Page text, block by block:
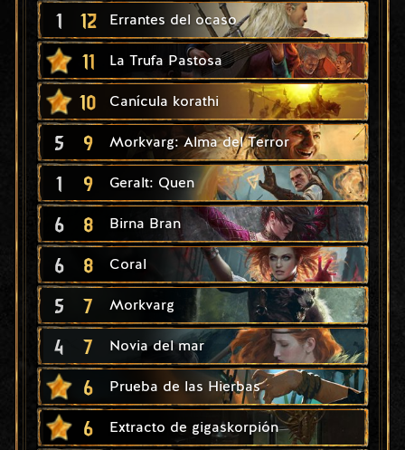
1 12 Errantes del ocaso
11 La Trufa Pastosa
10 Canícula korathi
5 9 Morkvarg: Alma del Terror
1 9 Geralt: Quen
6 8 Birna Bran
6 8 Coral
5 7 Morkvarg
4 7 Novia del mar
6 Prueba de las Hierbas
6 Extracto de gigaskorpión